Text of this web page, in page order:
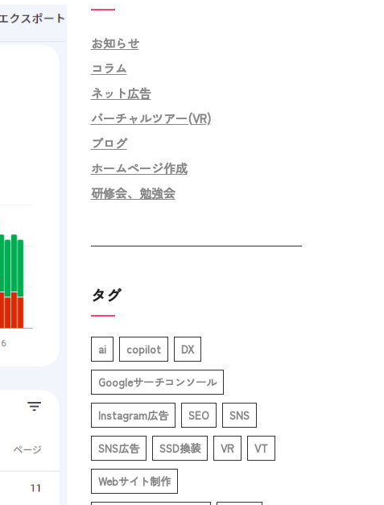
お知らせ
コラム
ネット広告
バーチャルツアー(VR)
ブログ
ホームページ作成
研修会、勉強会
タグ
ai copilot DX
Googleサーチコンソール
Instagram広告 SEO SNS
SNS広告 SSD換装 VR VT
Webサイト制作